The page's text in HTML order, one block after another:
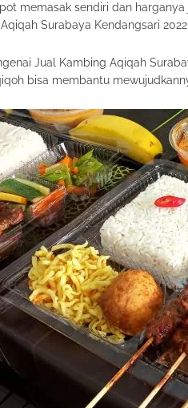
memasak sendiri dan
Surabaya Kendangsari 2022
Jual Kambing Aqiqah
bisa membantu